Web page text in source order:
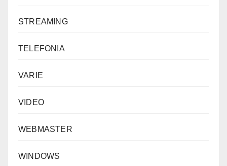
STREAMING
TELEFONIA
VARIE
VIDEO
WEBMASTER
WINDOWS